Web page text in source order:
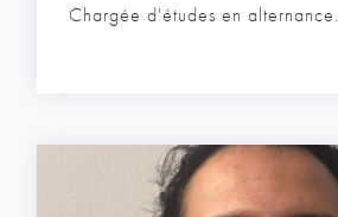
Chargée d'études en alternance.